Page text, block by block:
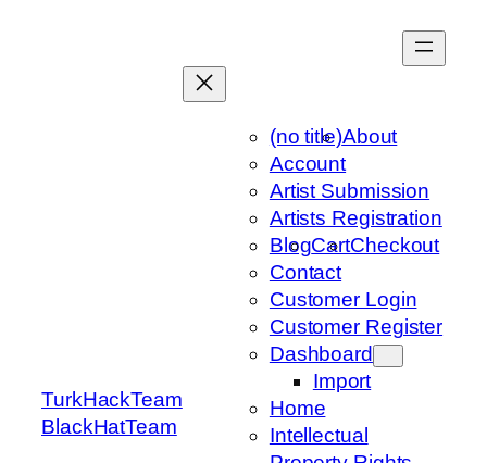
TurkHackTeam
BlackHatTeam
(no title)About
Account
Artist Submission
Artists Registration
BlogCartCheckout
Contact
Customer Login
Customer Register
Dashboard
Import
Home
Intellectual